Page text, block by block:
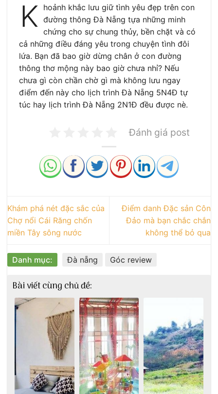
K hoảnh khắc lưu giữ tình yêu đẹp trên con
đường thông Đà Nẵng tựa những minh
chứng cho sự chung thủy, bền chặt và có
cả những điều đáng yêu trong chuyện tình đôi
lứa. Bạn đã bao giờ dừng chân ở con đường
thông thơ mộng này bao giờ chưa nhỉ? Nếu
chưa gì còn chần chờ gì mà không lưu ngay
điểm đến này cho lịch trình Đà Nẵng 5N4Đ tự
túc hay lịch trình Đà Nẵng 2N1Đ đều được nè.
Đánh giá post
Khám phá nét đặc sắc của
Chợ nổi Cái Răng chốn
miền Tây sông nước
Điểm danh Đặc sản Côn
Đảo mà bạn chắc chắn
không thể bỏ qua
Danh mục: Đà nẵng Góc review
Bài viết cùng chủ đề: